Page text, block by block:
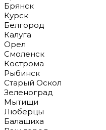
Брянск
Курск
Белгород
Калуга
Орел
Смоленск
Кострома
Рыбинск
Старый Оскол
Зеленоград
Мытищи
Люберцы
Балашиха